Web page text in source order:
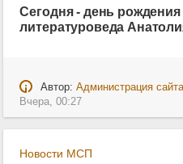
Сегодня - день рождения
литературоведа
Автор: Администрация сайта
Вчера, 00:27
Новости МСП